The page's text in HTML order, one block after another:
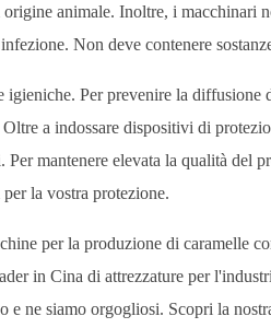
animale. Inoltre, i macchinari
Non deve contenere
Per prevenire la diffusione
a indossare dispositivi di
mantenere elevata la qualità del
la vostra protezione.
per la produzione di caramelle
in Cina di attrezzature per
e ne siamo orgogliosi. Scopri la